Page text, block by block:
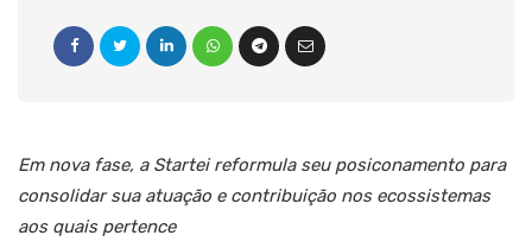
Em nova fase, a Startei reformula seu posiconamento para
consolidar sua atuação e contribuição nos ecossistemas
aos quais pertence